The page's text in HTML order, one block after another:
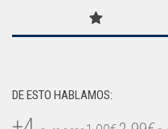
DE ESTO HABLAMOS: